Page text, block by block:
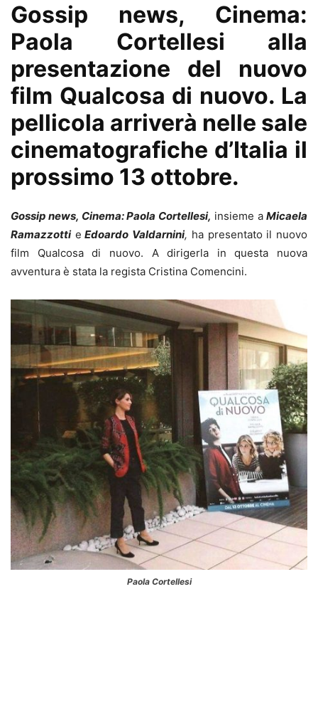
Gossip news, Cinema:
Paola Cortellesi alla
presentazione del nuovo
film Qualcosa di nuovo. La
pellicola arriverà nelle sale
cinematografiche d’Italia il
prossimo 13 ottobre.
Gossip news, Cinema: Paola Cortellesi, insieme aMicaela
Ramazzotti e Edoardo Valdarnini, ha presentato il nuovo
film Qualcosa di nuovo. A dirigerla in questa nuova
avventura è stata la regista Cristina Comencini.
Paola Cortellesi